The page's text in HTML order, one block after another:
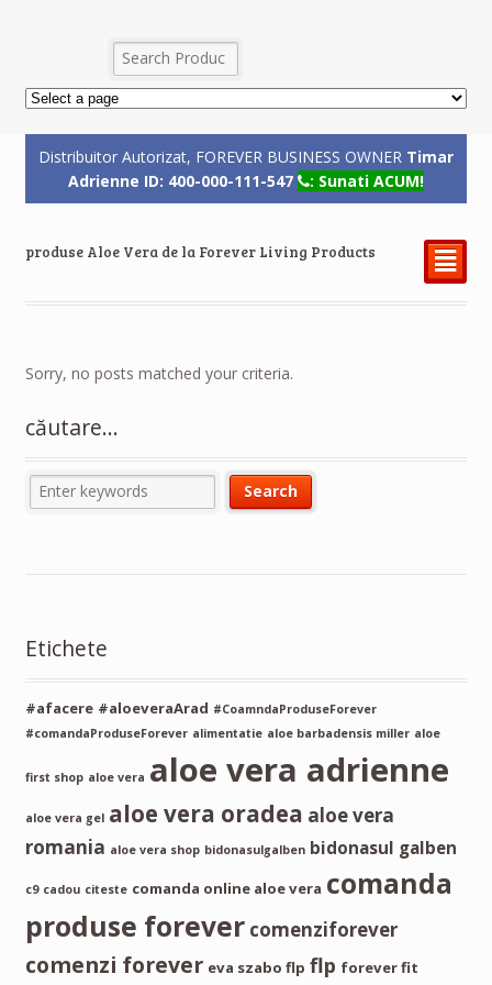
Distribuitor Autorizat, FOREVER BUSINESS OWNER Timar
Adrienne ID: 400-000-111-547
: Sunati ACUM!
produse Aloe Vera de la Forever Living Products ²
Sorry, no posts matched your criteria.
căutare…
Etichete
#afacere #aloeveraArad #CoamndaProduseForever
#comandaProduseForever alimentatie aloe barbadensis miller aloe
first shop aloe vera aloe vera adrienne
aloe vera gel aloe vera oradea aloe vera
romania aloe vera shop bidonasulgalben bidonasul galben
c9 cadou citeste comanda online aloe vera comanda
produse forever comenziforever
comenzi forever eva szabo flp flp forever fit